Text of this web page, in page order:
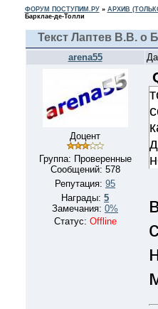
ФОРУМ ПОСТУПИМ.РУ» АРХИВ
Барклае-де-Толли
Текст Лаптев В.В. о
arena55
Доцент
Группа: Проверенные
Сообщений: 578
Репутация: 95
Награды: 5
Замечания: 0%
Статус: Offline